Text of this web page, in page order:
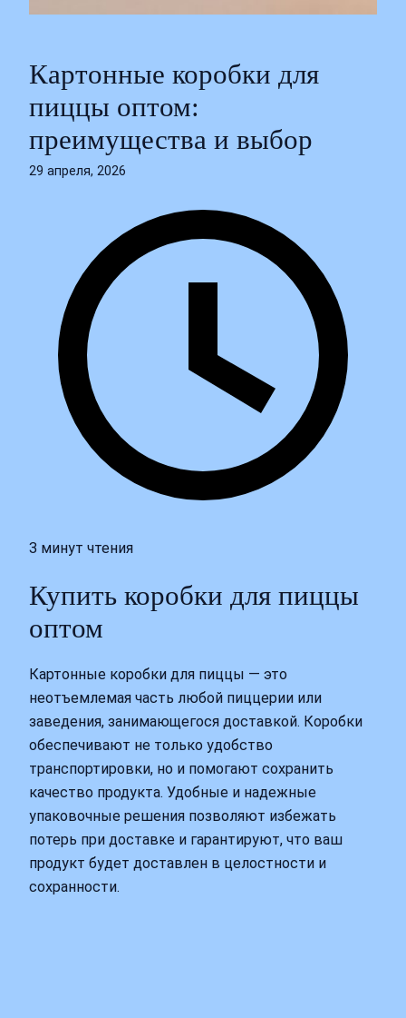
Картонные коробки для
пиццы оптом:
преимущества и выбор
29 апреля, 2026
3 минут чтения
Купить коробки для пиццы
оптом
Картонные коробки для пиццы — это
неотъемлемая часть любой пиццерии или
заведения, занимающегося доставкой. Коробки
обеспечивают не только удобство
транспортировки, но и помогают сохранить
качество продукта. Удобные и надежные
упаковочные решения позволяют избежать
потерь при доставке и гарантируют, что ваш
продукт будет доставлен в целостности и
сохранности.